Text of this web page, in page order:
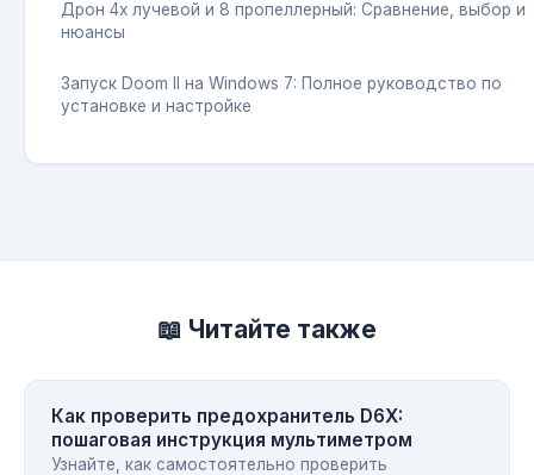
Дрон 4х лучевой и 8 пропеллерный: Сравнение, выбор и
нюансы
Запуск Doom II на Windows 7: Полное руководство по
установке и настройке
📖 Читайте также
Как проверить предохранитель D6X:
пошаговая инструкция мультиметром
Узнайте, как самостоятельно проверить